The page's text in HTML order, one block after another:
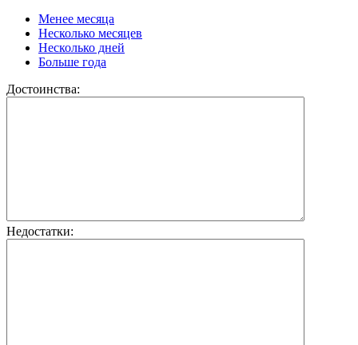
Менее месяца
Несколько месяцев
Несколько дней
Больше года
Достоинства:
Недостатки: